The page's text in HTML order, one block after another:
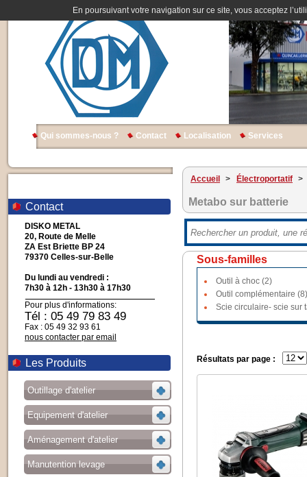
En poursuivant votre navigation sur ce site, vous acceptez
Qui sommes-nous ? Contact Localisation Services
Contact
DISKO METAL
20, Route de Melle
ZA Est Briette BP 24
79370 Celles-sur-Belle
Du lundi au vendredi :
7h30 à 12h - 13h30 à 17h30
Pour plus d'informations:
Tél : 05 49 79 83 49
Fax : 05 49 32 93 61
nous contacter par email
Les Produits
Outillage d'atelier
Equipement d'atelier
Aménagement d'atelier
Manutention levage
Accueil > Électroportatif >
Metabo sur batterie
Sous-familles
Outil à choc (2)
Outil complémentaire (8)
Scie circulaire- scie sur
Résultats par page :